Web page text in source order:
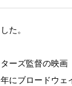
た。
ーズ監督の映画
にブロードウェ